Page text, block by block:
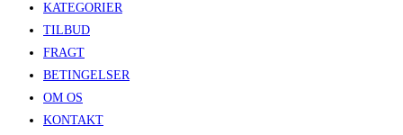
KATEGORIER
TILBUD
FRAGT
BETINGELSER
OM OS
KONTAKT